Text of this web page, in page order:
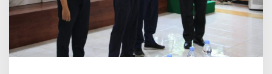
D
U
K